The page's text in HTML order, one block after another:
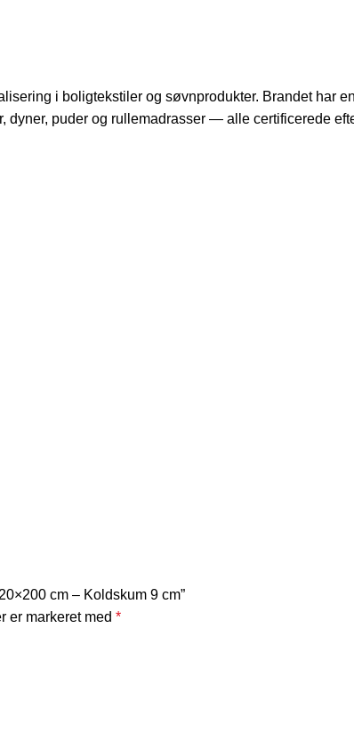
i boligtekstiler og søvnprodukter. Brandet har
dyner, puder og rullemadrasser — alle certificerede
cm – Koldskum 9 cm”
er markeret med *